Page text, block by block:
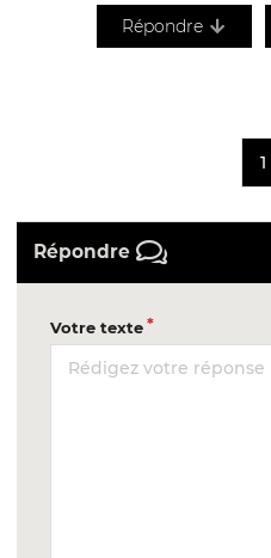
Répondre
1
Répondre
Votre texte